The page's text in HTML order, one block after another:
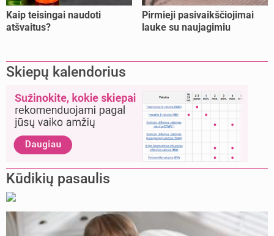
Kaip teisingai naudoti
atšvaitus?
Pirmieji pasivaikščiojimai
lauke su naujagimiu
Skiepų kalendorius
Kūdikių pasaulis